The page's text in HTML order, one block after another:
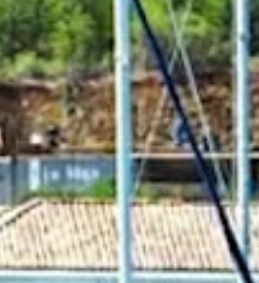
te bekijken, klik op het